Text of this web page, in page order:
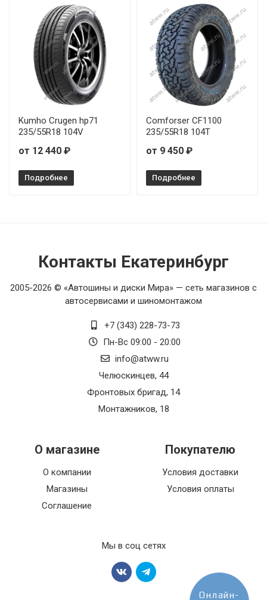
Kumho Crugen hp71
235/55R18 104V
от 12 440 ₽
Подробнее
Comforser CF1100
235/55R18 104T
от 9 450 ₽
Подробнее
Контакты Екатеринбург
2005-2026 © «Автошины и диски Мира» — сеть магазинов с
автосервисами и шиномонтажом
+7 (343) 228-73-73
Пн-Вс 09:00 - 20:00
info@atww.ru
Челюскинцев, 44
Фронтовых бригад, 14
Монтажников, 18
О магазине
О компании
Магазины
Соглашение
Покупателю
Условия доставки
Условия оплаты
Мы в соц сетях
Онлайн-